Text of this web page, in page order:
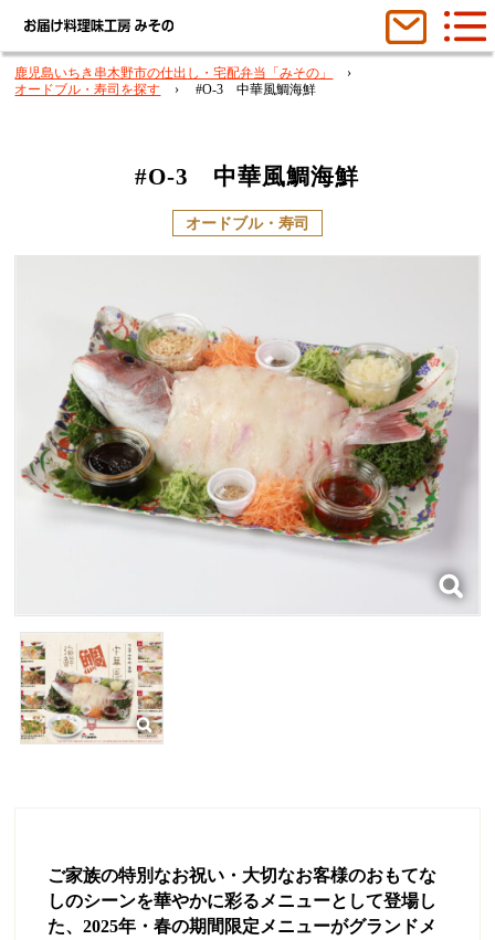
鹿児島いちき串木野市の仕出し・宅配弁当「みその」
オードブル・寿司を探す
#O-3 中華風鯛海鮮
#O-3 中華風鯛海鮮
オードブル・寿司
ご家族の特別なお祝い・大切なお客様のおもてな
しのシーンを華やかに彩るメニューとして登場し
た、2025年・春の期間限定メニューがグランドメ